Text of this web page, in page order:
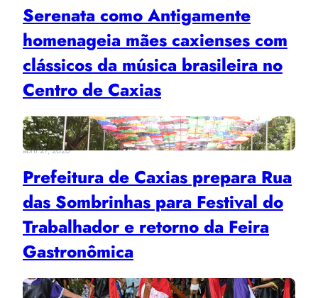
Serenata como Antigamente
homenageia mães caxienses com
clássicos da música brasileira no
Centro de Caxias
abril 27, 2026
Prefeitura de Caxias prepara Rua
das Sombrinhas para Festival do
Trabalhador e retorno da Feira
Gastronômica